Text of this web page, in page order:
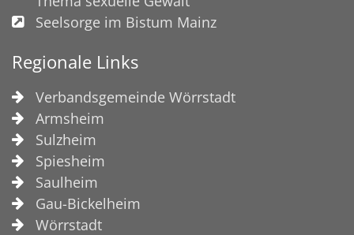
Seelsorge im Bistum Mainz
Regionale Links
Verbandsgemeinde Wörrstadt
Armsheim
Sulzheim
Spiesheim
Saulheim
Gau-Bickelheim
Wörrstadt